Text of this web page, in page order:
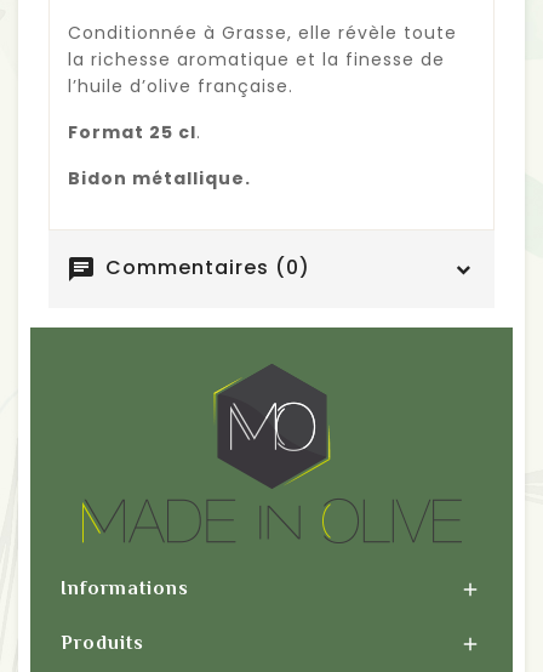
Conditionnée à Grasse, elle révèle toute
la richesse aromatique et la finesse de
l’huile d’olive française.
Format 25 cl.
Bidon métallique.
chat Commentaires (0)
Informations 
Produits 